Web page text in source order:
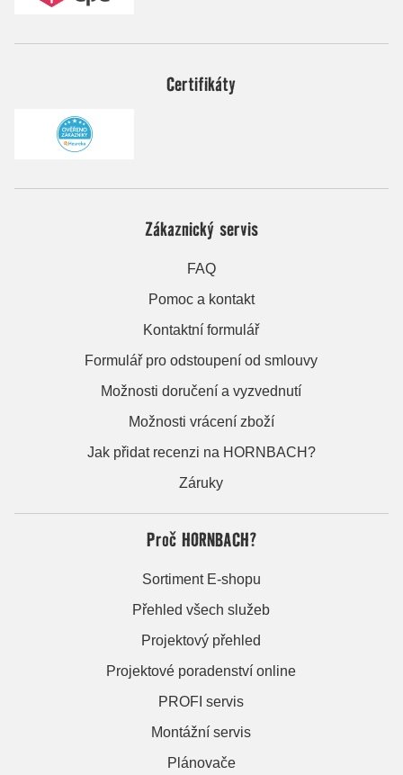
Certifikáty
Zákaznický servis
FAQ
Pomoc a kontakt
Kontaktní formulář
Formulář pro odstoupení od smlouvy
Možnosti doručení a vyzvednutí
Možnosti vrácení zboží
Jak přidat recenzi na HORNBACH?
Záruky
Proč HORNBACH?
Sortiment E-shopu
Přehled všech služeb
Projektový přehled
Projektové poradenství online
PROFI servis
Montážní servis
Plánovače